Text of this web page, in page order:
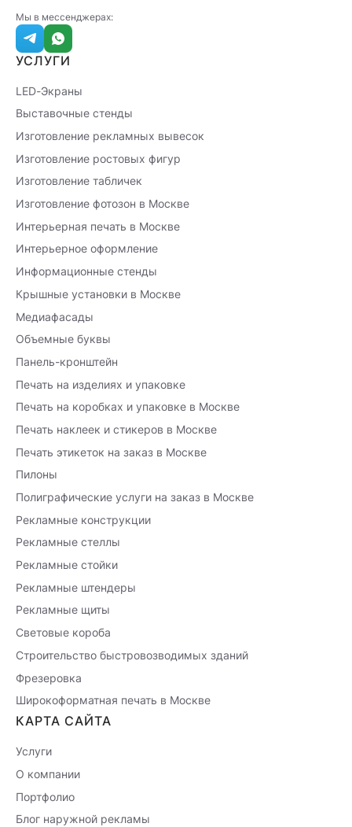
Мы в мессенджерах:
УСЛУГИ
LED-Экраны
Выставочные стенды
Изготовление рекламных вывесок
Изготовление ростовых фигур
Изготовление табличек
Изготовление фотозон в Москве
Интерьерная печать в Москве
Интерьерное оформление
Информационные стенды
Крышные установки в Москве
Медиафасады
Объемные буквы
Панель-кронштейн
Печать на изделиях и упаковке
Печать на коробках и упаковке в Москве
Печать наклеек и стикеров в Москве
Печать этикеток на заказ в Москве
Пилоны
Полиграфические услуги на заказ в Москве
Рекламные конструкции
Рекламные стеллы
Рекламные стойки
Рекламные штендеры
Рекламные щиты
Световые короба
Строительство быстровозводимых зданий
Фрезеровка
Широкоформатная печать в Москве
КАРТА САЙТА
Услуги
О компании
Портфолио
Блог наружной рекламы